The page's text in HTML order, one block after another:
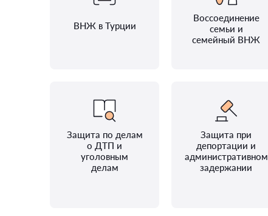
ВНЖ в Турции
Воссоединение
семьи и
семейный ВНЖ
Защита по делам
о ДТП и
уголовным
делам
Защита при
депортации и
административном
задержании